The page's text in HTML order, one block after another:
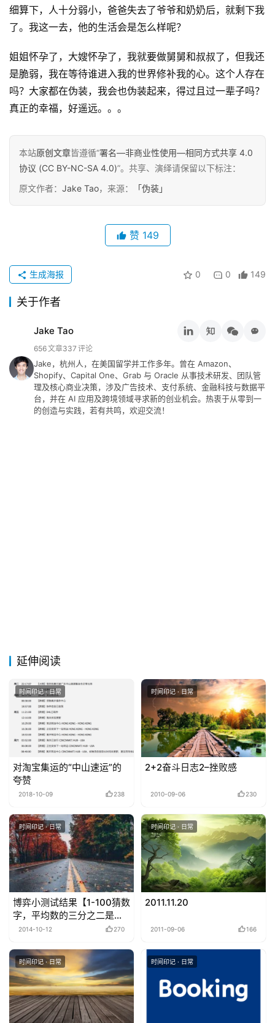
创
专
栏
态
碎
推
荐
登录 注册
细算下，人十分弱小，爸爸失去了爷爷和奶奶后，就剩下我
了。我这一去，他的生活会是怎么样呢？
姐姐怀孕了，大嫂怀孕了，我就要做舅舅和叔叔了，但我还
是脆弱，我在等待谁进入我的世界修补我的心。这个人存在
吗？大家都在伪装，我会也伪装起来，得过且过一辈子吗？
真正的幸福，好遥远。。。
本站原创文章皆遵循“署名—非商业性使用—相同方式共享 4.0
协议 (CC BY-NC-SA 4.0)”。共享、演绎请保留以下标注：
原文作者： Jake Tao，来源： 「伪装」
赞 149
0 0 149
生成海报
关于作者
Jake Tao
656文章337 评论
Jake，杭州人，在美国留学并工作多年。曾在 Amazon、
Shopify、Capital One、Grab 与 Oracle 从事技术研发、团队管
理及核心商业决策，涉及广告技术、支付系统、金融科技与数据平
台，并在 AI 应用及跨境领域寻求新的创业机会。热衷于从零到一
的创造与实践，若有共鸣，欢迎交流！
延伸阅读
时间印记 · 日常
对淘宝集运的“中山速运”的
夸赞
2018-10-09 238
时间印记 · 日常
2+2奋斗日志2–挫败感
2010-09-06 230
时间印记 · 日常
博弈小测试结果【1-100猜数
字，平均数的三分之二是多
少】
2014-10-12 270
时间印记 · 日常
2011.11.20
2011-09-06 166
时间印记 · 日常 时间印记 · 日常